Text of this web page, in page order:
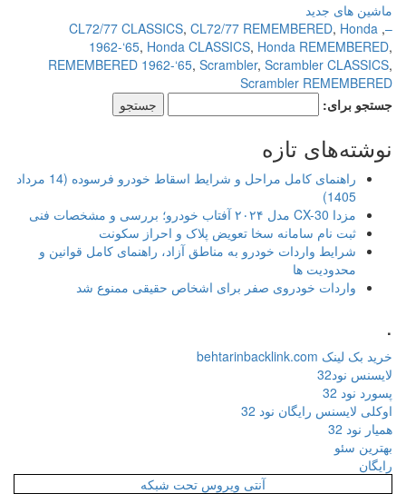
ماشین های جدید
,
CL72/77 CLASSICS,CL72/77 REMEMBERED,Honda
1962-‘65,Honda CLASSICS,Honda REMEMBERED
REMEMBERED 1962-‘65,Scrambler,Scrambler CLASSICS
Scrambler REMEMBERED
جستجو برای:
نوشته‌های تازه
راهنمای کامل مراحل و شرایط اسقاط خودرو فرسوده (14 مرداد
1405)
مزدا CX-30 مدل ۲۰۲۴ آفتاب خودرو؛ بررسی و مشخصات فنی
ثبت نام سامانه سخا تعویض پلاک و احراز سکونت
شرایط واردات خودرو به مناطق آزاد، راهنمای کامل قوانین و
محدودیت ها
واردات خودروی صفر برای اشخاص حقیقی ممنوع شد
خرید بک لینک behtarinbacklink.com
لایسنس نود32
پسورد نود 32
اوکلی لایسنس رایگان نود 32
همیار نود 32
بهترین سئو
رایگان
آنتی ویروس تحت شبکه